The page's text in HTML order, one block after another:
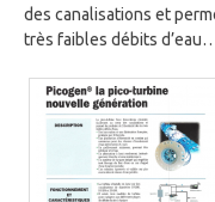
des canalisations et
très faibles débits